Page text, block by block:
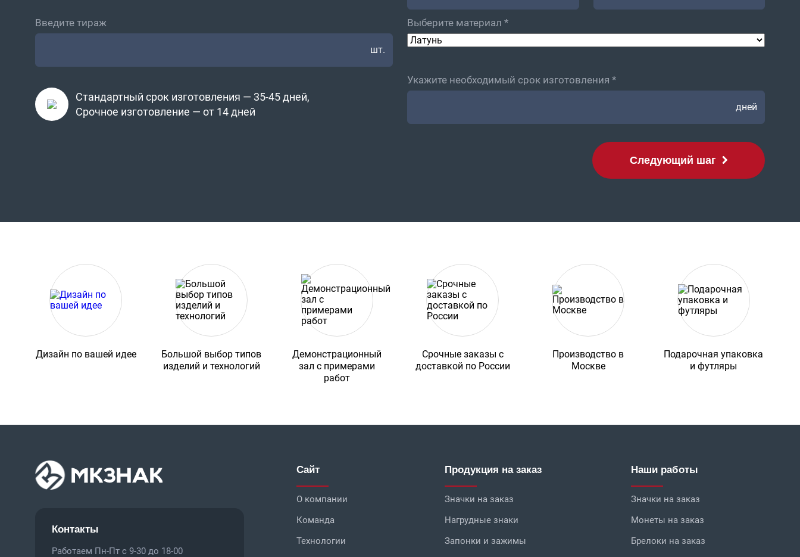
Введите тираж
шт.
Выберите материал *
Стандартный срок изготовления — 35-45 дней,
Срочное изготовление — от 14 дней
Укажите необходимый срок изготовления *
дней
Следующий шаг
Дизайн по вашей идее
Большой выбор типов
изделий и технологий
Демонстрационный
зал с примерами
работ
Срочные заказы с
доставкой по России
Производство в
Москве
Подарочная упаковка
и футляры
Контакты
Работаем Пн-Пт с 9-30 до 18-00
Сайт
О компании
Команда
Технологии
Продукция на заказ
Значки на заказ
Нагрудные знаки
Запонки и зажимы
Наши работы
Значки на заказ
Монеты на заказ
Брелоки на заказ